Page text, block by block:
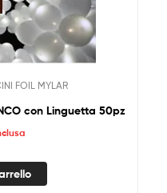
FOIL MYLAR
con Linguetta 50pz